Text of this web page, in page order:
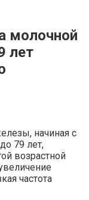
молочной
лет
начиная с
79 лет,
возрастной
частота